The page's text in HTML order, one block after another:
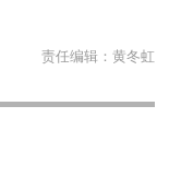
责任编辑： 黄冬虹